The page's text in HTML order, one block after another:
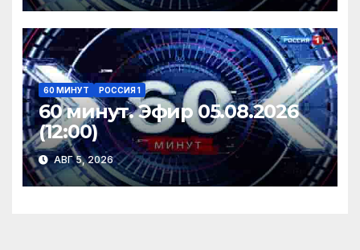
60 МИНУТ РОССИЯ 1
60 минут. Эфир 05.08.2026
(12:00)
АВГ 5, 2026